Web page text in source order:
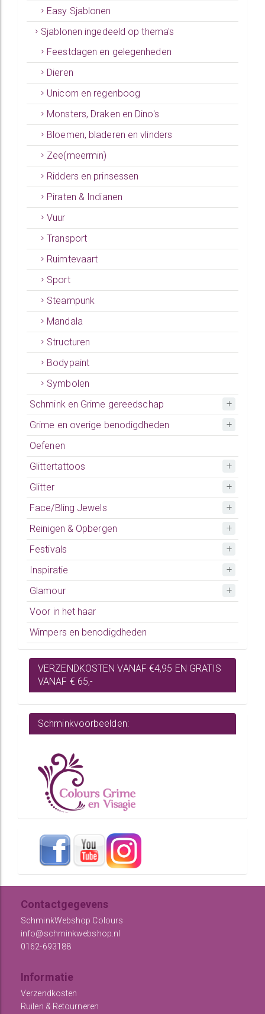
Easy Sjablonen
Sjablonen ingedeeld op thema's
Feestdagen en gelegenheden
Dieren
Unicorn en regenboog
Monsters, Draken en Dino's
Bloemen, bladeren en vlinders
Zee(meermin)
Ridders en prinsessen
Piraten & Indianen
Vuur
Transport
Ruimtevaart
Sport
Steampunk
Mandala
Structuren
Bodypaint
Symbolen
Schmink en Grime gereedschap
Grime en overige benodigdheden
Oefenen
Glittertattoos
Glitter
Face/Bling Jewels
Reinigen & Opbergen
Festivals
Inspiratie
Glamour
Voor in het haar
Wimpers en benodigdheden
VERZENDKOSTEN VANAF €4,95 EN GRATIS
VANAF € 65,-
Schminkvoorbeelden:
Contactgegevens
SchminkWebshop Colours
info@schminkwebshop.nl
0162-693188
Informatie
Verzendkosten
Ruilen & Retourneren